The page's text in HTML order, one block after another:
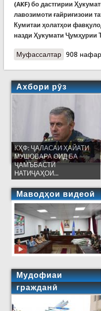
(AKF) бо дастгирии
лавозимоти ғайриғизоии
Кумитаи ҳолатҳои
назди Ҳукумати Ҷумҳурии
Муфассалтаро КҲФ:
908
Ахбори рӯз
КҲФ: ҶАЛАСАИ ҲАЙАТИ
МУШОВАРА ОИД БА
ҶАМЪБАСТИ
НАТИҶАҲОИ...
Маводҳои видеоӣ
Мудофиаи
гражданӣ